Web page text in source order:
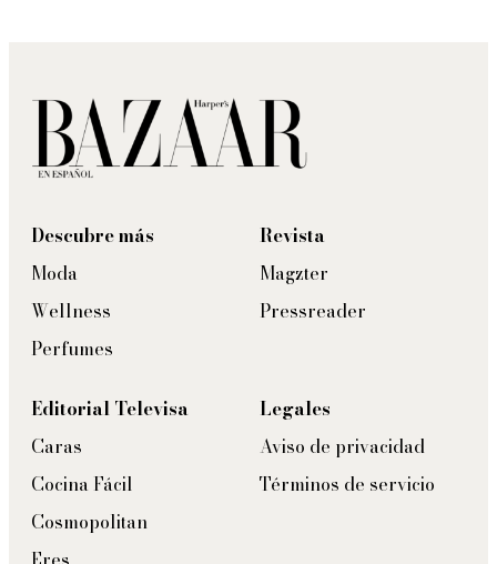
Descubre más
Moda
Wellness
Perfumes
Revista
Magzter
Pressreader
Editorial Televisa
Caras
Cocina Fácil
Cosmopolitan
Legales
Aviso de privacidad
Términos de servicio